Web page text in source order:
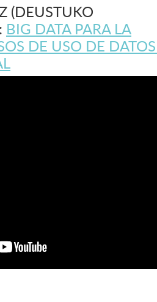
(DEUSTUKO
BIG DATA PARA LA
DE USO DE